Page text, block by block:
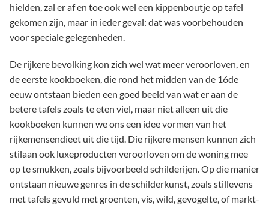
hielden, zal er af en toe ook wel een kippenboutje op tafel
gekomen zijn, maar in ieder geval: dat was voorbehouden
voor speciale gelegenheden.
De rijkere bevolking kon zich wel wat meer veroorloven, en
de eerste kookboeken, die rond het midden van de 16de
eeuw ontstaan bieden een goed beeld van wat er aan de
betere tafels zoals te eten viel, maar niet alleen uit die
kookboeken kunnen we ons een idee vormen van het
rijkemensendieet uit die tijd. Die rijkere mensen kunnen zich
stilaan ook luxeproducten veroorloven om de woning mee
op te smukken, zoals bijvoorbeeld schilderijen. Op die manier
ontstaan nieuwe genres in de schilderkunst, zoals stillevens
met tafels gevuld met groenten, vis, wild, gevogelte, of markt-